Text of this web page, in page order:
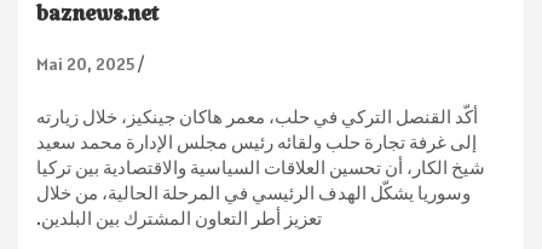
baznews.net
Mai 20, 2025
أكّد القنصل التركي في حلب، معمر هاكان جينكيز، خلال زيارته
إلى غرفة تجارة حلب ولقائه رئيس مجلس الإدارة محمد سعيد
شيخ الكار، أن تحسين العلاقات السياسية والاقتصادية بين تركيا
وسوريا يشكّل الهدف الرئيسي في المرحلة الحالية، من خلال
تعزيز أطر التعاون المشترك بين البلدين.